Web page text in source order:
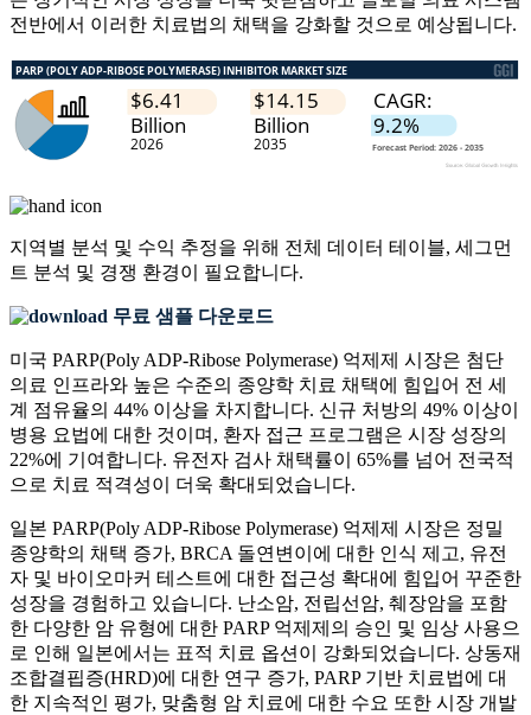
전반에서 이러한 치료법의 채택을 강화할 것으로 예상됩니다.
지역별 분석 및 수익 추정을 위해 전체 데이터 테이블, 세그먼
트 분석 및 경쟁 환경이 필요합니다.
무료 샘플 다운로드
미국 PARP(Poly ADP-Ribose Polymerase) 억제제 시장은 첨단
의료 인프라와 높은 수준의 종양학 치료 채택에 힘입어 전 세
계 점유율의 44% 이상을 차지합니다. 신규 처방의 49% 이상이
병용 요법에 대한 것이며, 환자 접근 프로그램은 시장 성장의
22%에 기여합니다. 유전자 검사 채택률이 65%를 넘어 전국적
으로 치료 적격성이 더욱 확대되었습니다.
일본 PARP(Poly ADP-Ribose Polymerase) 억제제 시장은 정밀
종양학의 채택 증가, BRCA 돌연변이에 대한 인식 제고, 유전
자 및 바이오마커 테스트에 대한 접근성 확대에 힘입어 꾸준한
성장을 경험하고 있습니다. 난소암, 전립선암, 췌장암을 포함
한 다양한 암 유형에 대한 PARP 억제제의 승인 및 임상 사용으
로 인해 일본에서는 표적 치료 옵션이 강화되었습니다. 상동재
조합결핍증(HRD)에 대한 연구 증가, PARP 기반 치료법에 대
한 지속적인 평가, 맞춤형 암 치료에 대한 수요 또한 시장 개발